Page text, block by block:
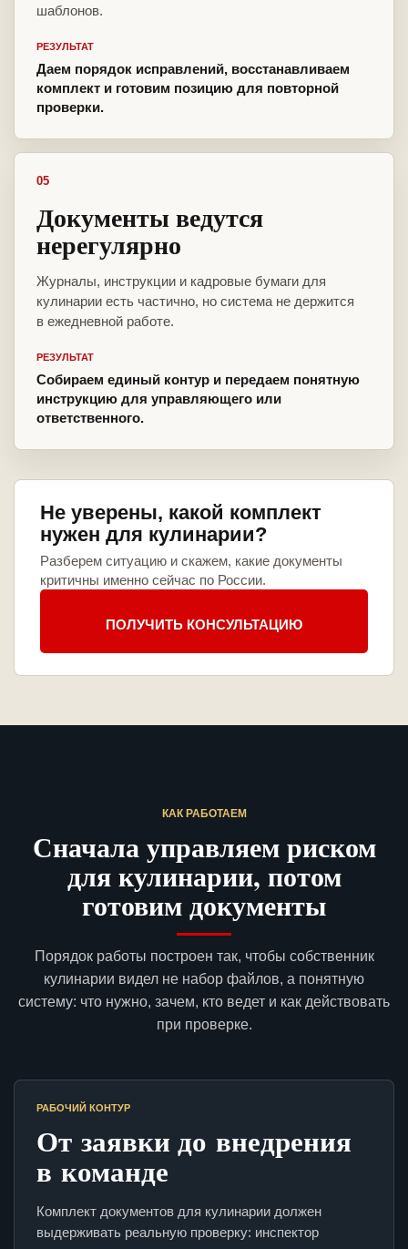
шаблонов.
РЕЗУЛЬТАТ
Даем порядок исправлений, восстанавливаем
комплект и готовим позицию для повторной
проверки.
05
Документы ведутся
нерегулярно
Журналы, инструкции и кадровые бумаги для
кулинарии есть частично, но система не держится
в ежедневной работе.
РЕЗУЛЬТАТ
Собираем единый контур и передаем понятную
инструкцию для управляющего или
ответственного.
Не уверены, какой комплект
нужен для кулинарии?
Разберем ситуацию и скажем, какие документы
критичны именно сейчас по России.
ПОЛУЧИТЬ КОНСУЛЬТАЦИЮ
КАК РАБОТАЕМ
Сначала управляем риском
для кулинарии, потом
готовим документы
Порядок работы построен так, чтобы собственник
кулинарии видел не набор файлов, а понятную
систему: что нужно, зачем, кто ведет и как действовать
при проверке.
РАБОЧИЙ КОНТУР
От заявки до внедрения
в команде
Комплект документов для кулинарии должен
выдерживать реальную проверку: инспектор